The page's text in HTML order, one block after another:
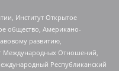
Институт Открытое
общество, Американо-
развитию,
Международных Отношений,
Республиканский